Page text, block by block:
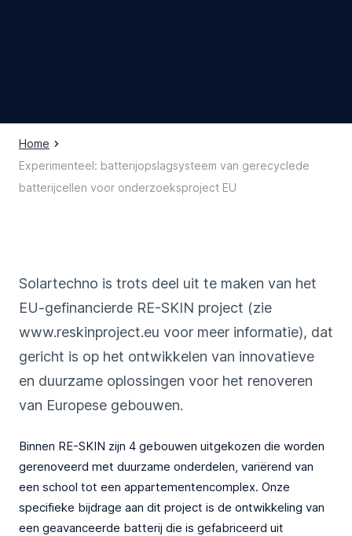
Home
Experimenteel: batterijopslagsysteem van gerecyclede
batterijcellen voor onderzoeksproject EU
Solartechno is trots deel uit te maken van het
EU-gefinancierde RE-SKIN project (zie
www.reskinproject.eu voor meer informatie), dat
gericht is op het ontwikkelen van innovatieve
en duurzame oplossingen voor het renoveren
van Europese gebouwen.
Binnen RE-SKIN zijn 4 gebouwen uitgekozen die worden
gerenoveerd met duurzame onderdelen, variërend van
een school tot een appartementencomplex. Onze
specifieke bijdrage aan dit project is de ontwikkeling van
een geavanceerde batterij die is gefabriceerd uit